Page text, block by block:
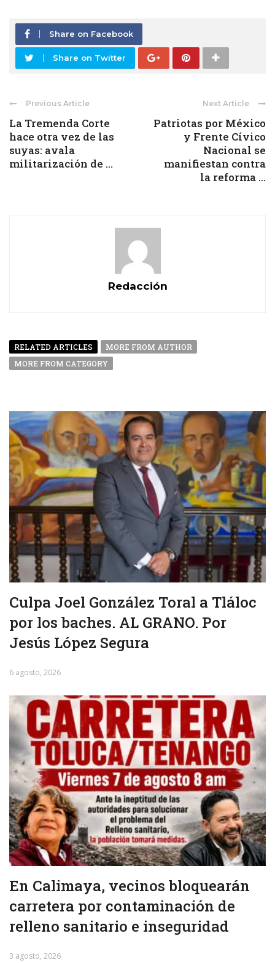
Share on Facebook
Share on Twitter
Previous Article
La Tremenda Corte
hace otra vez de las
suyas: avala
militarización de ...
Next Article
Patriotas por México
y Frente Cívico
Nacional se
manifiestan contra
la reforma ...
Redacción
RELATED ARTICLES
MORE FROM AUTHOR
MORE FROM CATEGORY
Culpa Joel González Toral a Tláloc
por los baches. AL GRANO. Por
Jesús López Segura
6 agosto, 2026
En Calimaya, vecinos bloquearán
carretera por contaminación de
relleno sanitario e inseguridad
3 agosto, 2026